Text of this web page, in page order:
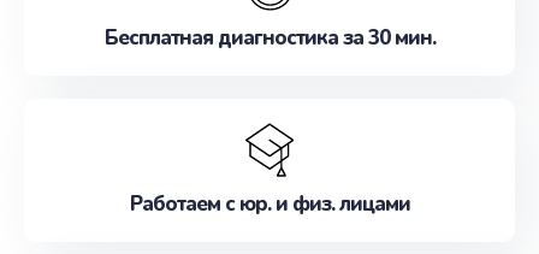
Бесплатная диагностика за 30 мин.
Работаем с юр. и физ. лицами